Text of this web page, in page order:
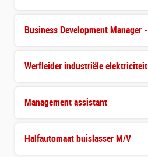
Werfleider industriële elektriciteit
Management assistant
Halfautomaat buislasser M/V